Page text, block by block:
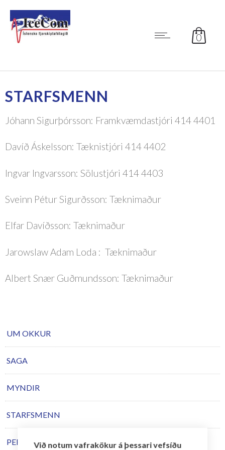
0
STARFSMENN
Jóhann Sigurþórsson: Framkvæmdastjóri 414 4401
Davíð Áskelsson: Tæknistjóri 414 4402
Ingvar Ingvarsson: Sölustjóri 414 4403
Sveinn Pétur Sigurðsson: Tæknimaður
Elfar Davíðsson: Tæknimaður
Jarowslaw Adam Loda : Tæknimaður
Albert Snær Guðmundsson: Tæknimaður
UM OKKUR
SAGA
MYNDIR
STARFSMENN
PERSÓNUVERNDARSTEFNA
Við notum vafrakökur á þessari vefsíðu